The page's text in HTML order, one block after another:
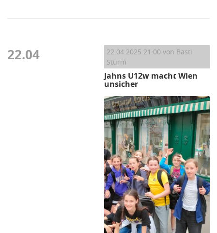
22.04 22.04.2025 21:00 von Basti
Sturm
Jahns U12w macht Wien
unsicher